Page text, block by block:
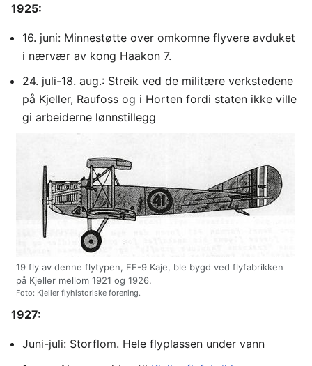
1925:
16. juni: Minnestøtte over omkomne flyvere avduket
i nærvær av kong Haakon 7.
24. juli-18. aug.: Streik ved de militære verkstedene
på Kjeller, Raufoss og i Horten fordi staten ikke ville
gi arbeiderne lønnstillegg
19 fly av denne flytypen, FF-9 Kaje, ble bygd ved flyfabrikken
på Kjeller mellom 1921 og 1926.
Foto: Kjeller flyhistoriske forening.
1927:
Juni-juli: Storflom. Hele flyplassen under vann